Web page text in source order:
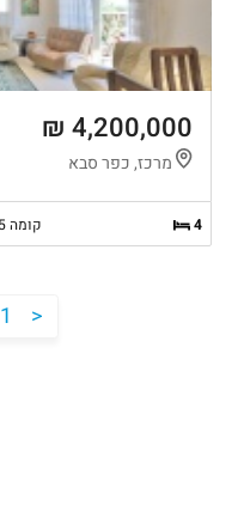
4,200,000 ₪
מרכז, כפר סבא
4 קומה 5 מ-5
>
1